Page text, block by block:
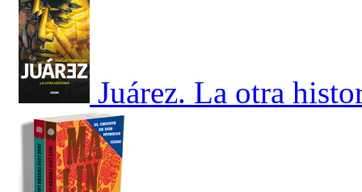
Juárez. La otra